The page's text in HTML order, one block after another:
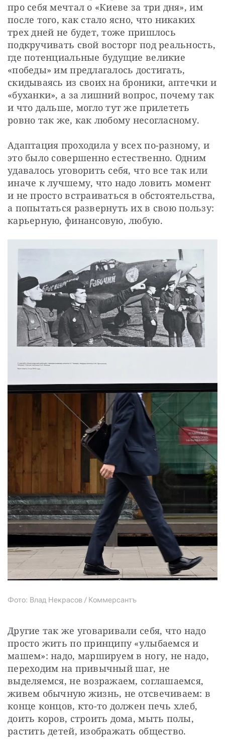
про себя мечтал о «Киеве за три дня», им
после того, как стало ясно, что никаких
трех дней не будет, тоже пришлось
подкручивать свой восторг под реальность,
где потенциальные будущие великие
«победы» им предлагалось достигать,
скидываясь из своих на броники, аптечки и
«буханки», а за лишний вопрос, почему так
и что дальше, могло тут же прилететь
ровно так же, как любому несогласному.
Адаптация проходила у всех по-разному, и
это было совершенно естественно. Одним
удавалось уговорить себя, что все так или
иначе к лучшему, что надо ловить момент
и не просто встраиваться в обстоятельства,
а попытаться развернуть их в свою пользу:
карьерную, финансовую, любую.
Фото: Влад Некрасов / Коммерсантъ
Другие так же уговаривали себя, что надо
просто жить по принципу «улыбаемся и
машем»: надо, маршируем в ногу, не надо,
переходим на привычный шаг, не
выделяемся, не возражаем, соглашаемся,
живем обычную жизнь, не отсвечиваем: в
конце концов, кто-то должен печь хлеб,
доить коров, строить дома, мыть полы,
растить детей, изображать общество.